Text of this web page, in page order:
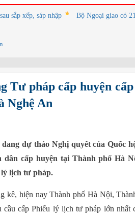
xếp, sáp nhập Bộ Ngoại giao có 21 tổ
Tư pháp cấp huyện
Nghệ An
dự thảo Nghị quyết của Quốc
dân cấp huyện tại Thành phố Hà
lịch tư pháp.
kê, hiện nay Thành phố Hà Nội,
cấp Phiếu lý lịch tư pháp lớn nhất